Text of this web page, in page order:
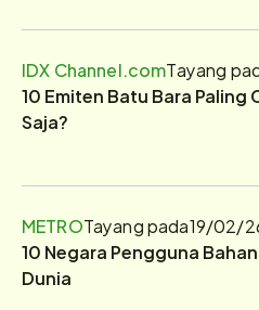
IDX Channel.comTayang
10 Emiten Batu Bara Paling
Saja?
METROTayang pada19/02/
10 Negara Pengguna
Dunia